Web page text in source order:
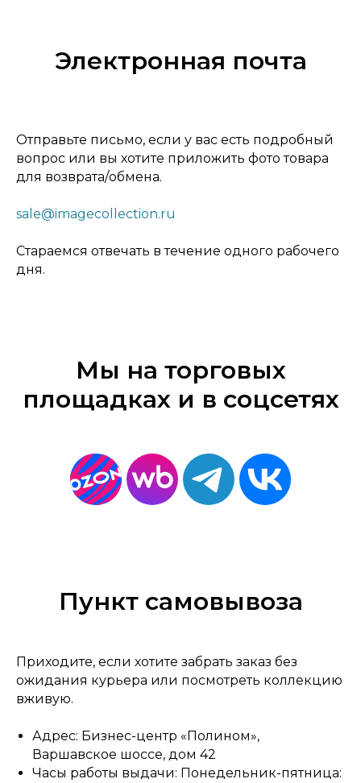
Электронная почта
Отправьте письмо, если у вас есть подробный
вопрос или вы хотите приложить фото товара
для возврата/обмена.
sale@imagecollection.ru
Стараемся отвечать в течение одного рабочего
дня.
Мы на торговых
площадках и в соцсетях
Пункт самовывоза
Приходите, если хотите забрать заказ без
ожидания курьера или посмотреть коллекцию
вживую.
Адрес: Бизнес-центр «Полином»,
Варшавское шоссе, дом 42
Часы работы выдачи: Понедельник-пятница: